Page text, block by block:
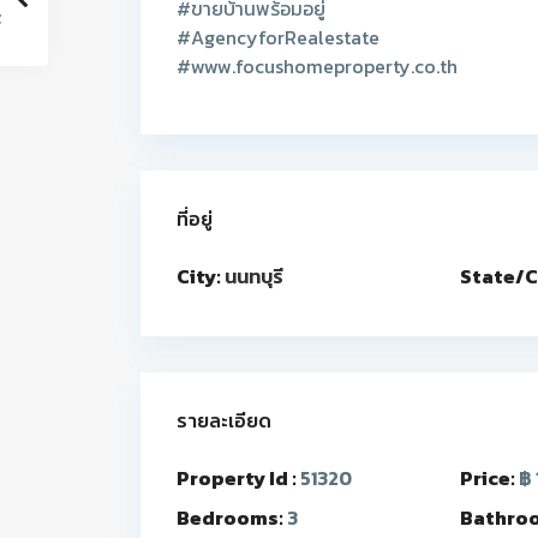
#ขายบ้านพร้อมอยู่
#AgencyforRealestate
#www.focushomeproperty.co.th
ที่อยู่
City:นนทบุรี State/
รายละเอียด
Property Id :51320 Price:฿
Bedrooms:3